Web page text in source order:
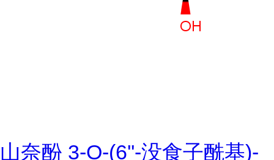
山奈酚 3-O-(6''-没食子酰基)-